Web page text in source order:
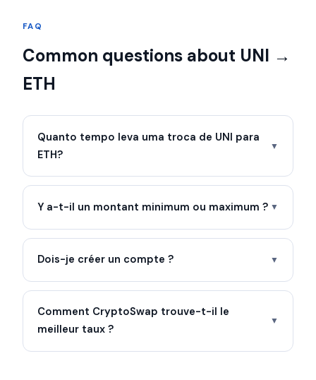
FAQ
Common questions about UNI →
ETH
Quanto tempo leva uma troca de UNI para
ETH?
▼
Y a-t-il un montant minimum ou maximum ? ▼
Dois-je créer un compte ? ▼
Comment CryptoSwap trouve-t-il le
meilleur taux ?
▼